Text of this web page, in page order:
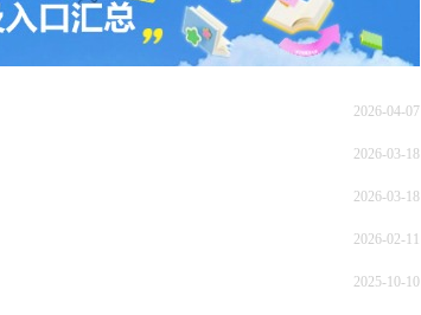
2026-04-07
2026-03-18
2026-03-18
2026-02-11
2025-10-10